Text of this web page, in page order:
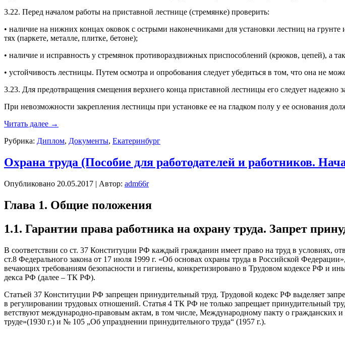
3.22. Пе­ред на­чалом ра­боты на прис­тавной лес­тни­це (стре­мян­ке) про­верить:
• на­личие на ниж­них кон­цах око­вок с ос­тры­ми на­конеч­ни­ками для ус­та­нов­ки лес­тниц на
тях (пар­ке­те, ме­тал­ле, плит­ке, бе­тоне);
• на­личие и ис­прав­ность у стре­мянок про­тиво­раз­движ­ных прис­по­соб­ле­ний (крю­ков, це­пей), а
• ус­той­чи­вость лес­тни­цы. Пу­тем ос­мотра и оп­ро­бова­ния сле­ду­ет убе­дить­ся в том, что она не
3.23. Для пре­дот­вра­щения сме­щения вер­хне­го кон­ца прис­тавной лес­тни­цы его сле­ду­ет на­деж­но
При не­воз­можнос­ти зак­репле­ния лес­тни­цы при ус­та­нов­ке ее на глад­ком по­лу у ее ос­но­вания
Читать далее →
Рубрика: Диплом, Документы, Екатеринбург
Охрана труда (Пособие для работодателей и работников.
Опубликовано 20.05.2017 | Автор: adm66r
Гла­ва 1. Об­щие по­ложе­ния
1.1. Га­ран­тии пра­ва ра­бот­ни­ка на ох­ра­ну тру­да. Зап­рет
В со­от­ветс­твии со ст. 37 Кон­сти­туции РФ каж­дый граж­да­нин име­ет пра­во на труд в ус­ло­ви­ях,
ст.8 Фе­дераль­но­го за­кона от 17 и­юля 1999 г. «Об ос­но­вах ох­ра­ны тру­да в Рос­сий­ской
ве­ча­ющих тре­бова­ни­ям бе­зопас­ности и ги­ги­ены, кон­кре­тизи­рова­но в Тру­довом ко­дек­се РФ и
дек­са РФ (да­лее – ТК РФ).
Стать­ей 37 Кон­сти­туции РФ зап­ре­щен при­нуди­тель­ный труд. Тру­довой ко­декс РФ вы­деля­ет
в ре­гули­рова­нии тру­довых от­но­шений. Статья 4 ТК РФ не толь­ко зап­ре­ща­ет при­нуди­тель­ный
ветс­тву­ют меж­ду­народ­но-пра­вовым ак­там, в том чис­ле, Меж­ду­народ­но­му пак­ту о
тру­де»(1930 г.) и № 105 „Об уп­раз­дне­нии при­нуди­тель­но­го тру­да“ (1957 г.).